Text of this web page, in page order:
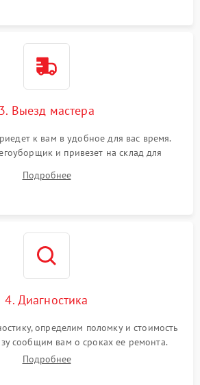
3. Выезд мастера
к вам в удобное для вас время.
и привезет на склад для
Подробнее
4. Диагностика
определим поломку и стоимость
сообщим вам о сроках ее ремонта.
Подробнее